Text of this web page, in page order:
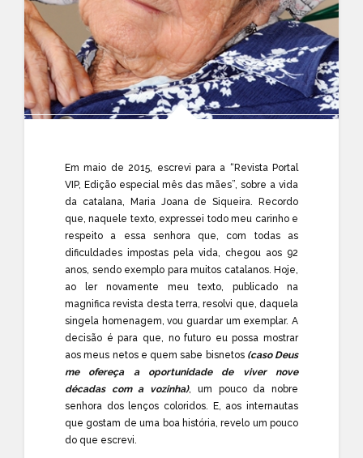
Em maio de 2015, escrevi para a “Revista Portal
VIP, Edição especial mês das mães”, sobre a vida
da catalana, Maria Joana de Siqueira. Recordo
que, naquele texto, expressei todo meu carinho e
respeito a essa senhora que, com todas as
dificuldades impostas pela vida, chegou aos 92
anos, sendo exemplo para muitos catalanos. Hoje,
ao ler novamente meu texto, publicado na
magnifica revista desta terra, resolvi que, daquela
singela homenagem, vou guardar um exemplar. A
decisão é para que, no futuro eu possa mostrar
aos meus netos e quem sabe bisnetos (caso Deus
me ofereça a oportunidade de viver nove
décadas com a vozinha), um pouco da nobre
senhora dos lenços coloridos. E, aos internautas
que gostam de uma boa história, revelo um pouco
do que escrevi.